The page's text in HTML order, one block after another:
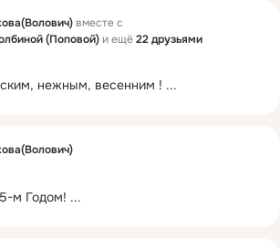
вместе с
(Поповой)и ещё22 друзьями
нежным, весенним ! ...
м Годом! ...